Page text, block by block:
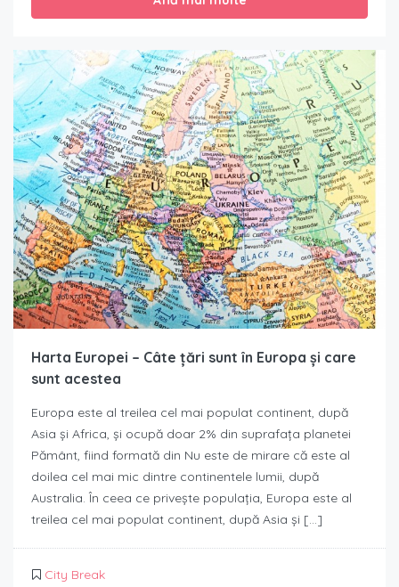
Harta Europei – Câte țări sunt în Europa și care
sunt acestea
Europa este al treilea cel mai populat continent, după
Asia și Africa, și ocupă doar 2% din suprafața planetei
Pământ, fiind formată din Nu este de mirare că este al
doilea cel mai mic dintre continentele lumii, după
Australia. În ceea ce privește populația, Europa este al
treilea cel mai populat continent, după Asia și […]
City Break